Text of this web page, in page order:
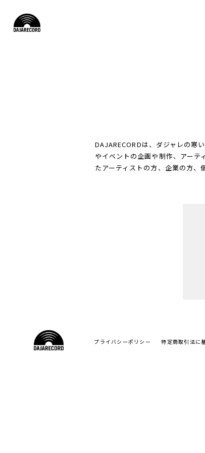
DAJARECORDは、ダジャレの寒
やイベントの企画や制作、アーテ
たアーティストの方、企業の方、
プライバシーポリシー 特定商取引法に